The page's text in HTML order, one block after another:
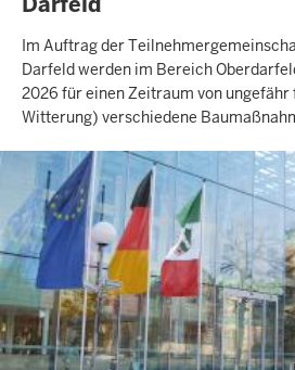
Im Auftrag der
Darfeld werden im Bereich
2026 für einen Zeitraum von ungefähr
Witterung) verschiedene